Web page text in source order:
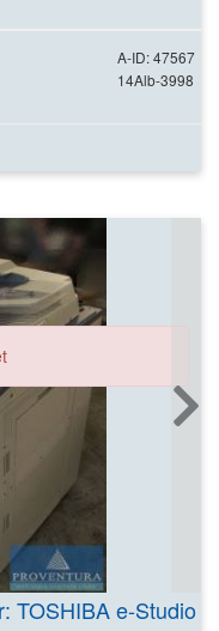
A-ID: 47567
14Alb-3998
TOSHIBA e-Studio